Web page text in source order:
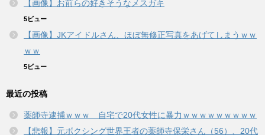
【画像】お前らの好きそうなメスガキ
5ビュー
【画像】JKアイドルさん、ほぼ無修正写真をあげてしまうｗｗ
ｗｗ
5ビュー
最近の投稿
薬師寺逮捕ｗｗｗ 自宅で20代女性に暴力ｗｗｗｗｗｗｗｗｗ
【悲報】元ボクシング世界王者の薬師寺保栄さん（56）、20代